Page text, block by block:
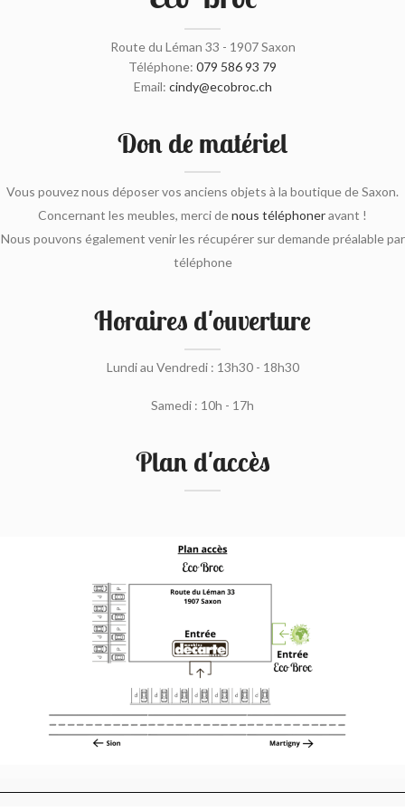
Route du Léman 33 - 1907 Saxon
Téléphone: 079 586 93 79
Email: cindy@ecobroc.ch
Don de matériel
Vous pouvez nous déposer vos anciens objets à la boutique de Saxon.
Concernant les meubles, merci denous téléphoneravant !
Nous pouvons également venir les récupérer sur demande préalable par
téléphone
Horaires d'ouverture
Lundi au Vendredi : 13h30 - 18h30
Samedi : 10h - 17h
Plan d'accès